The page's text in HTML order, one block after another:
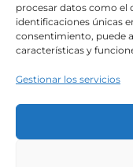
procesar datos como el
identificaciones únicas
consentimiento, puede
características y
Gestionar los servicios